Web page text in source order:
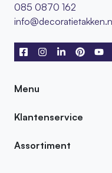
085 0870 162
Menu
Klantenservice
Assortiment